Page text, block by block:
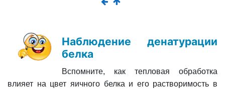
Наблюдение денатурации
белка
Вспомните, как тепловая обработка
влияет на цвет яичного белка и его растворимость в